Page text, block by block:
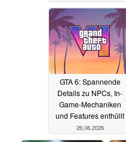
GTA 6: Spannende
Details zu NPCs, In-
Game-Mechaniken
und Features enthüllt
26.06.2026